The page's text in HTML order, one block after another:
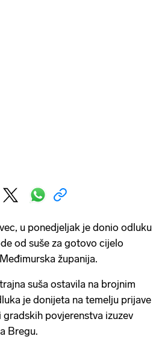
u ponedjeljak je donio odluku
od suše za gotovo cijelo
županija.
suša ostavila na brojnim
je donijeta na temelju prijave
povjerenstva izuzev
Bregu.